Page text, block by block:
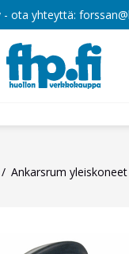
- ota yhteyttä:
Ankarsrum yleiskoneet